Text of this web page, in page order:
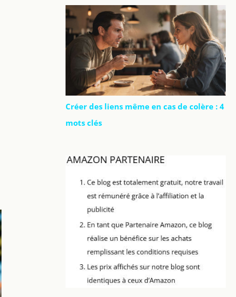
Créer des liens même en cas de colère : 4
mots clés